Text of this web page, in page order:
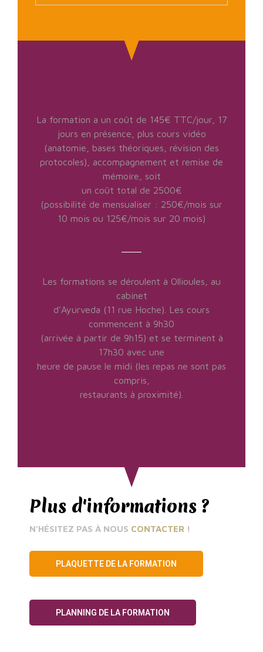
La formation a un coût de 145€ TTC/jour, 17
jours en présence, plus cours vidéo
(anatomie, bases théoriques, révision des
protocoles), accompagnement et remise de
mémoire, soit
un coût total de 2500€
(possibilité de mensualiser : 250€/mois sur
10 mois ou 125€/mois sur 20 mois)
Les formations se déroulent à Ollioules, au
cabinet
d’Ayurveda (11 rue Hoche). Les cours
commencent à 9h30
(arrivée à partir de 9h15) et se terminent à
17h30 avec une
heure de pause le midi (les repas ne sont pas
compris,
restaurants à proximité).
Plus d'informations ?
N’HÉSITEZ PAS À NOUS CONTACTER !
PLAQUETTE DE LA FORMATION
PLANNING DE LA FORMATION